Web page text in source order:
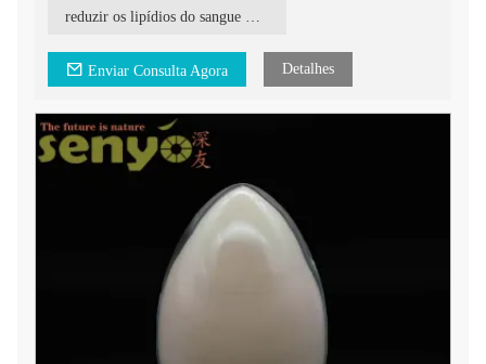
Enviar Consulta Agora Detalhes